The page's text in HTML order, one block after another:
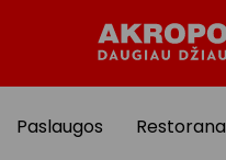
Paslaugos